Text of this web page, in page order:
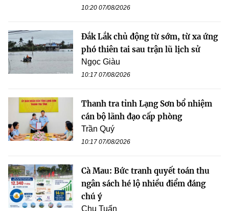
10:20 07/08/2026
Đắk Lắk chủ động từ sớm, từ xa ứng
phó thiên tai sau trận lũ lịch sử
Ngọc Giàu
10:17 07/08/2026
Thanh tra tỉnh Lạng Sơn bổ nhiệm
cán bộ lãnh đạo cấp phòng
Trần Quý
10:17 07/08/2026
Cà Mau: Bức tranh quyết toán thu
ngân sách hé lộ nhiều điểm đáng
chú ý
Chu Tuấn